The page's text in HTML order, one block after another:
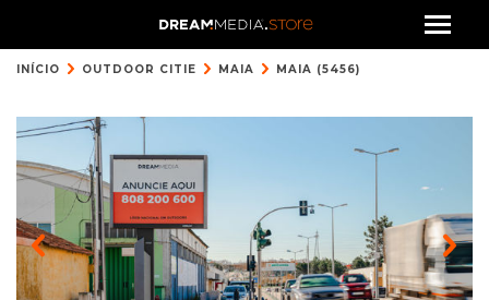
INÍCIO OUTDOOR CITIE MAIA MAIA (5456)